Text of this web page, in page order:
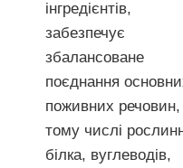
інгредієнтів,
забезпечує
збалансоване
поєднання
поживних речовин,
тому числі
білка, вуглеводів,